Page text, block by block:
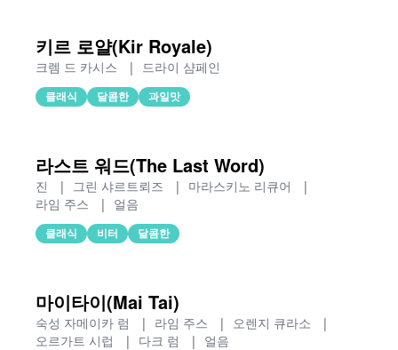
키르 로얄(Kir Royale)
크렘 드 카시스 | 드라이 샴페인
클래식 달콤한 과일맛
라스트 워드(The Last Word)
진 | 그린 샤르트뢰즈 | 마라스키노 리큐어
|
라임 주스
| 얼음
클래식 비터 달콤한
마이타이(Mai Tai)
숙성 자메이카 럼 | 라임 주스 | 오렌지 큐라소
|
오르가트 시럽
| 다크 럼 | 얼음